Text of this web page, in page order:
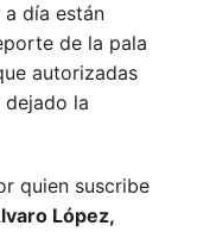
día están
de la pala
autorizadas
dejado la
quien suscribe
López,